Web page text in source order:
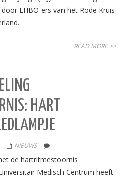
EHBO-ers van het Rode Kruis
READ MORE >>
HART
NIEUWS
de hartritmestoornis
Medisch Centrum heeft